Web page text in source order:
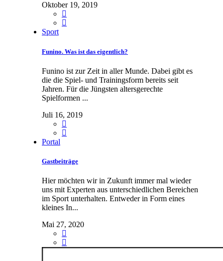
Oktober 19, 2019
Sport
Funino. Was ist das eigentlich?
Funino ist zur Zeit in aller Munde. Dabei gibt es
die die Spiel- und Trainingsform bereits seit
Jahren. Für die Jüngsten altersgerechte
Spielformen ...
Juli 16, 2019
Portal
Gastbeiträge
Hier möchten wir in Zukunft immer mal wieder
uns mit Experten aus unterschiedlichen Bereichen
im Sport unterhalten. Entweder in Form eines
kleines In...
Mai 27, 2020